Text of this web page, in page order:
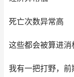
死亡次数异常高
这些都会被算进消
我有一把打野，